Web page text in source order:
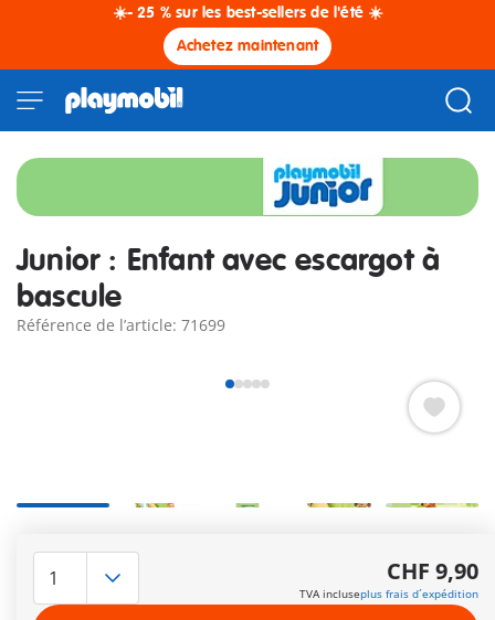
☀️- 25 % sur les best-sellers de l'été ☀️
Achetez maintenant
Junior : Enfant avec escargot à
bascule
Référence de l’article: 71699
enfant ! Prêt pour une aventure joyeuse avec notre adorable
escargot à bascule ? Ce compagnon coloré au design ludique
captivera votre enfant et encouragera le jeu. Votre enfant
CHF 9,90
TVA incluseplus frais d´expédition